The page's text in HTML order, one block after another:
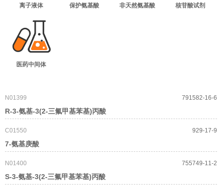
离子液体 保护氨基酸 非天然氨基酸 核苷酸试剂
医药中间体
N01399
R-3-氨基-3(2-三氟甲基苯基)丙酸
791582-16-6
C01550
7-氨基庚酸
929-17-9
N01400
S-3-氨基-3(2-三氟甲基苯基)丙酸
755749-11-2